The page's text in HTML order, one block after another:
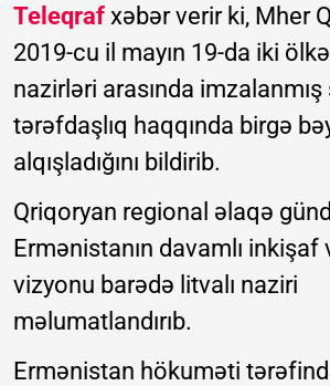
Teleqraf xəbər verir ki, Mher
2019-cu il mayın 19-da iki
nazirləri arasında
tərəfdaşlıq haqqında birgə
alqışladığını bildirib.
Qriqoryan regional əlaqə
Ermənistanın davamlı inkişaf
vizyonu barədə litvalı naziri
məlumatlandırıb.
Ermənistan hökuməti